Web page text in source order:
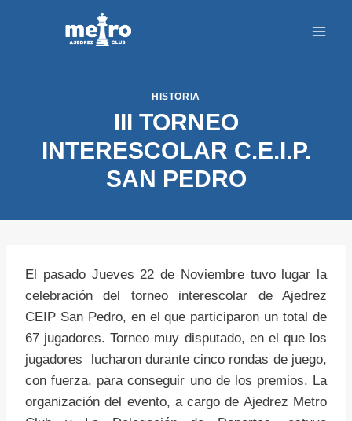
HISTORIA
III TORNEO
INTERESCOLAR C.E.I.P.
SAN PEDRO
El pasado Jueves 22 de Noviembre tuvo lugar la
celebración del torneo interescolar de Ajedrez
CEIP San Pedro, en el que participaron un total de
67 jugadores. Torneo muy disputado, en el que los
jugadores lucharon durante cinco rondas de juego,
con fuerza, para conseguir uno de los premios. La
organización del evento, a cargo de Ajedrez Metro